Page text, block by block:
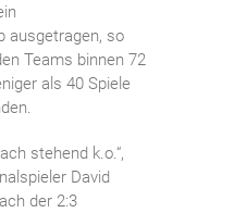
ausgetragen, so
Teams binnen 72
als 40 Spiele
stehend k.o.“,
David
der 2:3